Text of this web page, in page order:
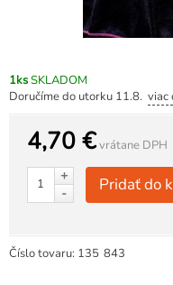
1ksSKLADOM
Doručíme do utorku 11.8. viac
4,70 €vrátane DPH
+
-
Pridať do
Číslo tovaru: 135 843